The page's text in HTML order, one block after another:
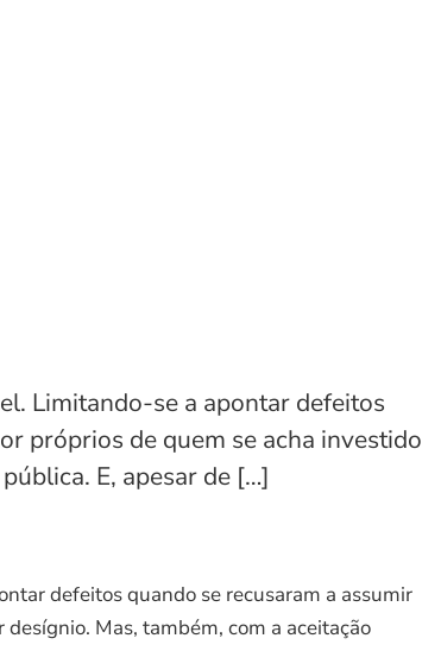
Limitando-se a apontar defeitos
próprios de quem se acha investido
E, apesar de […]
defeitos quando se recusaram a assumir
Mas, também, com a aceitação